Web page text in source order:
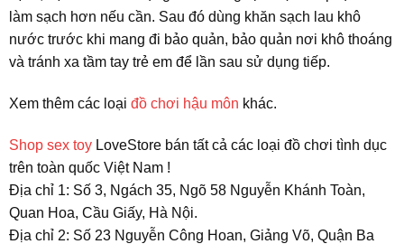
làm sạch hơn nếu cần. Sau đó dùng khăn sạch lau khô
nước trước khi mang đi bảo quản, bảo quản nơi khô thoáng
và tránh xa tầm tay trẻ em để lần sau sử dụng tiếp.
Xem thêm các loại đồ chơi hậu môn khác.
Shop sex toy LoveStore bán tất cả các loại đồ chơi tình dục
trên toàn quốc Việt Nam !
Địa chỉ 1: Số 3, Ngách 35, Ngõ 58 Nguyễn Khánh Toàn,
Quan Hoa, Cầu Giấy, Hà Nội.
Địa chỉ 2: Số 23 Nguyễn Công Hoan, Giảng Võ, Quận Ba